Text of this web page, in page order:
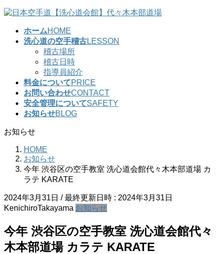
コ
ナ
ホームHOME
洗心道の空手稽古LESSON
稽古場所
稽古日時
指導員紹介
料金についてPRICE
お問い合わせCONTACT
安全管理についてSAFETY
お知らせBLOG
お知らせ
HOME
お知らせ
今年 渋谷区の空手教室 洗心道会館代々木本部道場 カ
ラテ KARATE
2024年3月31日 / 最終更新日時 : 2024年3月31日
KenichiroTakayama お知らせ
今年 渋谷区の空手教室 洗心道会館代々
木本部道場 カラテ KARATE